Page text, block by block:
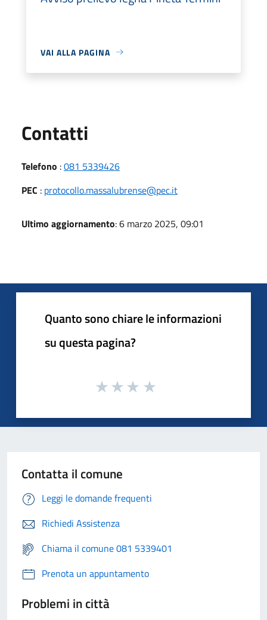
VAI ALLA PAGINA
Contatti
Telefono :081 5339426
PEC : protocollo.massalubrense@pec.it
Ultimo aggiornamento: 6 marzo 2025, 09:01
Quanto sono chiare le informazioni
su questa pagina?
Contatta il comune
Leggi le domande frequenti
Richiedi Assistenza
Chiama il comune 081 5339401
Prenota un appuntamento
Problemi in città